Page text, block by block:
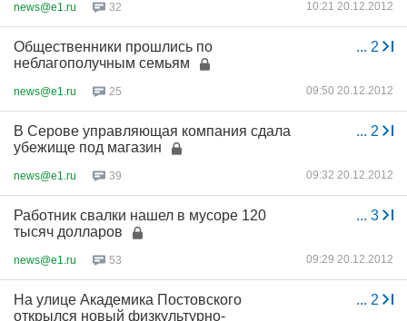
news@e1.ru 32 10:21 20.12.2012
... 2
Общественники прошлись по
неблагополучным семьям
news@e1.ru 25 09:50 20.12.2012
... 2
В Серове управляющая компания сдала
убежище под магазин
news@e1.ru 39 09:32 20.12.2012
... 3
Работник свалки нашел в мусоре 120
тысяч долларов
news@e1.ru 53 09:29 20.12.2012
... 2
На улице Академика Постовского
открылся новый физкультурно-